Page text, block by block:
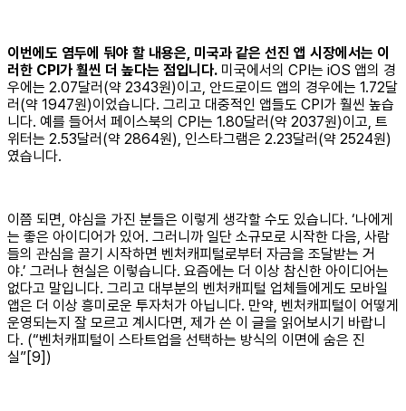
이번에도 염두에 둬야 할 내용은, 미국과 같은 선진 앱 시장에서는 이
러한 CPI가 훨씬 더 높다는 점입니다. 미국에서의 CPI는 iOS 앱의 경
우에는 2.07달러(약 2343원)이고, 안드로이드 앱의 경우에는 1.72달
러(약 1947원)이었습니다. 그리고 대중적인 앱들도 CPI가 훨씬 높습
니다. 예를 들어서 페이스북의 CPI는 1.80달러(약 2037원)이고, 트
위터는 2.53달러(약 2864원), 인스타그램은 2.23달러(약 2524원)
였습니다.
이쯤 되면, 야심을 가진 분들은 이렇게 생각할 수도 있습니다. ‘나에게
는 좋은 아이디어가 있어. 그러니까 일단 소규모로 시작한 다음, 사람
들의 관심을 끌기 시작하면 벤처캐피털로부터 자금을 조달받는 거
야.’ 그러나 현실은 이렇습니다. 요즘에는 더 이상 참신한 아이디어는
없다고 말입니다. 그리고 대부분의 벤처캐피털 업체들에게도 모바일
앱은 더 이상 흥미로운 투자처가 아닙니다. 만약, 벤처캐피털이 어떻게
운영되는지 잘 모르고 계시다면, 제가 쓴 이 글을 읽어보시기 바랍니
다. (“벤처캐피털이 스타트업을 선택하는 방식의 이면에 숨은 진
실”[9])